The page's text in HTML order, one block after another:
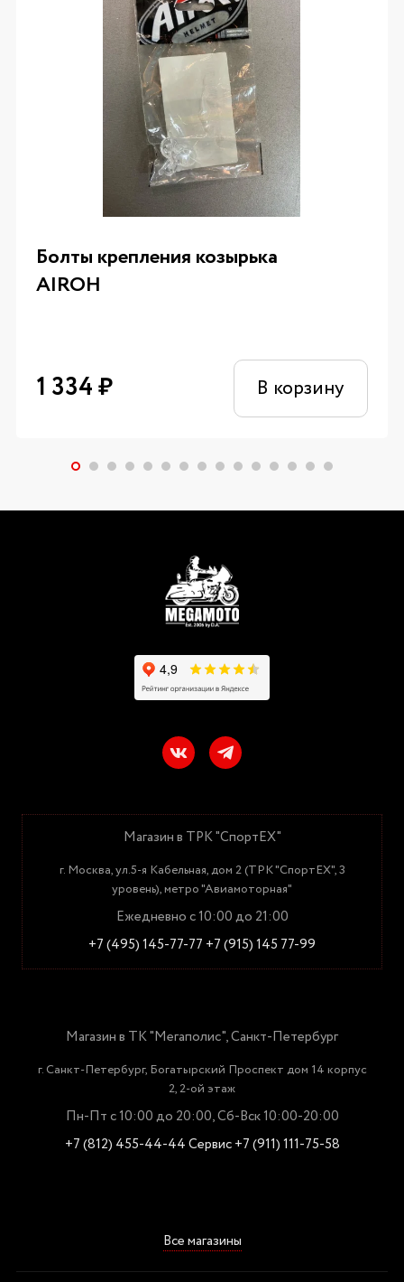
Болты крепления козырька
AIROH
1 334₽ В корзину
Магазин в ТРК "СпортЕХ"
г. Москва, ул.5-я Кабельная, дом 2 (ТРК "СпортЕХ", 3
уровень), метро "Авиамоторная"
Ежедневно с 10:00 до 21:00
+7 (495) 145-77-77 +7 (915) 145 77-99
Магазин в ТК "Мегаполис", Санкт-Петербург
г. Санкт-Петербург, Богатырский Проспект дом 14 корпус
2, 2-ой этаж
Пн-Пт с 10:00 до 20:00, Сб-Вск 10:00-20:00
+7 (812) 455-44-44Сервис +7 (911) 111-75-58
Все магазины